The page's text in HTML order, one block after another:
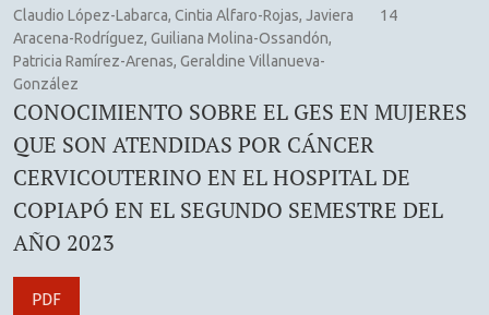
Claudio López-Labarca, Cintia Alfaro-Rojas, Javiera
Aracena-Rodríguez, Guiliana Molina-Ossandón,
Patricia Ramírez-Arenas, Geraldine Villanueva-
González
14
CONOCIMIENTO SOBRE EL GES EN MUJERES
QUE SON ATENDIDAS POR CÁNCER
CERVICOUTERINO EN EL HOSPITAL DE
COPIAPÓ EN EL SEGUNDO SEMESTRE DEL
AÑO 2023
PDF